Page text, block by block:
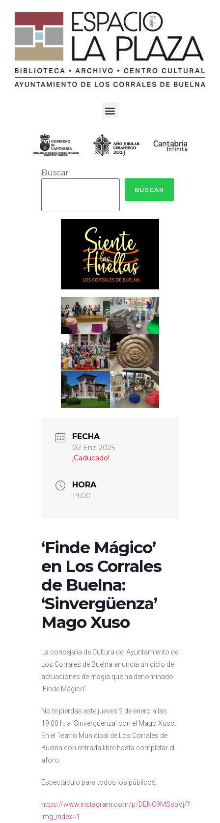
Buscar
BUSCAR
FECHA
02 Ene 2025
¡Caducado!
HORA
19:00
‘Finde Mágico’
en Los Corrales
de Buelna:
‘Sinvergüenza’
Mago Xuso
La concejalía de Cultura del Ayuntamiento de
Los Corrales de Buelna anuncia un ciclo de
actuaciones de magia que ha denominado
‘Finde Mágico’.
No te pierdas este jueves 2 de enero a las
19:00 h. a ‘Sinvergüenza’ con el Mago Xuso.
En el Teatro Municipal de Los Corrales de
Buelna con entrada libre hasta completar el
aforo.
Espectáculo para todos los públicos.
https://www.instagram.com/p/DENC9MSspVj/?
img_index=1